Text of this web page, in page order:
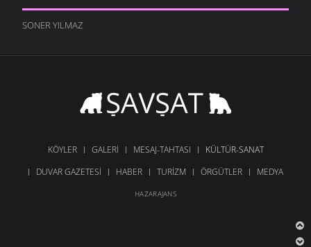
SONER YILMAZ
KÖYLER GALERI MESAJ-TAHTASI
KÜLTÜR-SANAT
DUVAR GAZETESI
HABER TURIZM ÖRGÜTLER MEDYA
HAZARAJANS